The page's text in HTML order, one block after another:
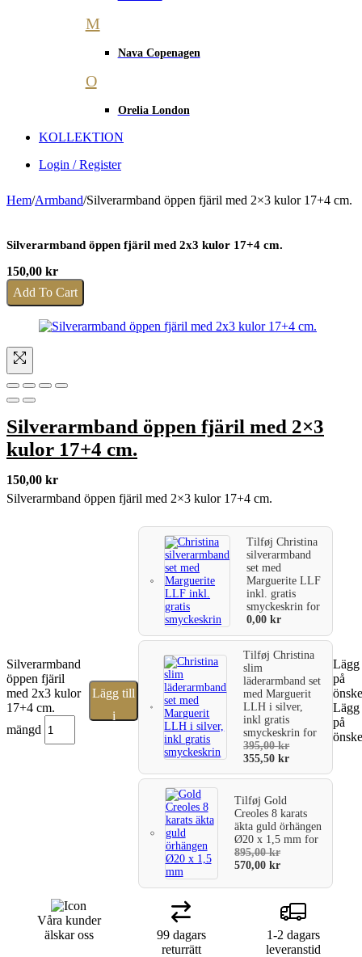
M
Nava Copenagen
O
Orelia London
KOLLEKTION
Login / Register
Hem/Armband/Silverarmband öppen fjäril med 2×3 kulor 17+4 cm.
Silverarmband öppen fjäril med 2x3 kulor 17+4 cm.
150,00 kr
Add To Cart
Silverarmband öppen fjäril med 2×3
kulor 17+4 cm.
150,00 kr
Silverarmband öppen fjäril med 2×3 kulor 17+4 cm.
Silverarmband
öppen fjäril
med 2x3 kulor
17+4 cm.
mängd
Lägg till
i
TilføjChristina
silverarmband
set med
Marguerite LLF
inkl. gratis
smyckeskrinfor
0,00kr
TilføjChristina
slim
läderarmband set
med Marguerit
LLH i silver,
inkl gratis
smyckeskrinfor
395,00kr
355,50kr
TilføjGold
Creoles 8 karats
äkta guld örhängen
Ø20 x 1,5 mmfor
895,00kr
570,00kr
på
på
Våra kunder
älskar oss
99 dagars
returrätt
1-2 dagars
leveranstid